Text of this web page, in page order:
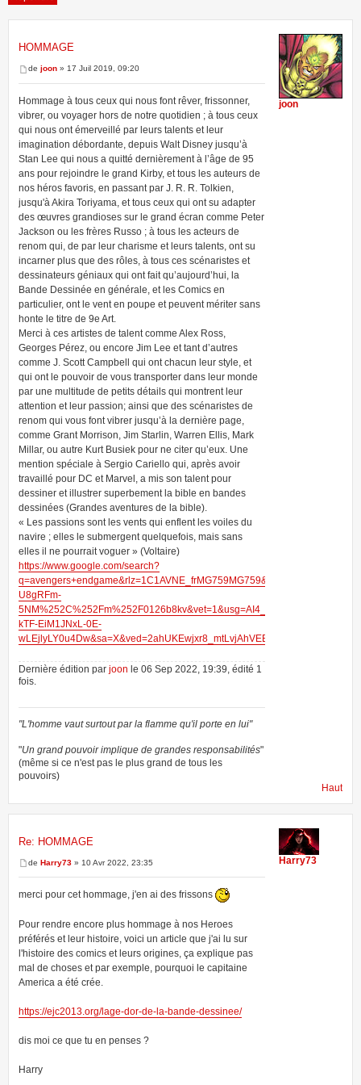
4 messages • Page1sur
HOMMAGE
de joon » 17 Juil 2019, 09:20
Hommage à tous ceux qui nous font rêver, frissonner,
vibrer, ou voyager hors de notre quotidien ; à tous ceux
qui nous ont émerveillé par leurs talents et leur
imagination débordante, depuis Walt Disney jusqu’à
Stan Lee qui nous a quitté dernièrement à l’âge de 95
ans pour rejoindre le grand Kirby, et tous les auteurs de
nos héros favoris, en passant par J. R. R. Tolkien,
jusqu'à Akira Toriyama, et tous ceux qui ont su adapter
des œuvres grandioses sur le grand écran comme Peter
Jackson ou les frères Russo ; à tous les acteurs de
renom qui, de par leur charisme et leurs talents, ont su
incarner plus que des rôles, à tous ces scénaristes et
dessinateurs géniaux qui ont fait qu’aujourd’hui, la
Bande Dessinée en générale, et les Comics en
particulier, ont le vent en poupe et peuvent mériter sans
honte le titre de 9e Art.
Merci à ces artistes de talent comme Alex Ross,
Georges Pérez, ou encore Jim Lee et tant d’autres
comme J. Scott Campbell qui ont chacun leur style, et
qui ont le pouvoir de vous transporter dans leur monde
par une multitude de petits détails qui montrent leur
attention et leur passion; ainsi que des scénaristes de
renom qui vous font vibrer jusqu’à la dernière page,
comme Grant Morrison, Jim Starlin, Warren Ellis, Mark
Millar, ou autre Kurt Busiek pour ne citer qu’eux. Une
mention spéciale à Sergio Cariello qui, après avoir
travaillé pour DC et Marvel, a mis son talent pour
dessiner et illustrer superbement la bible en bandes
dessinées (Grandes aventures de la bible).
« Les passions sont les vents qui enflent les voiles du
navire ; elles le submergent quelquefois, mais sans
elles il ne pourrait voguer » (Voltaire)
https://www.google.com/search?
U8gRFm-
5NM%252C%252Fm%252F0126b8kv&vet=1&usg=AI4_-
kTF-EiM1JNxL-0E-
Dernière édition par joon le 06 Sep 2022, 19:39, édité 1
fois.
"L'homme vaut surtout par la flamme qu'il porte en lui"
"Un grand pouvoir implique de grandes responsabilités"
(même si ce n'est pas le plus grand de tous les
pouvoirs)
joon
Haut
Re: HOMMAGE
de Harry73 » 10 Avr 2022, 23:35
merci pour cet hommage, j'en ai des frissons
Pour rendre encore plus hommage à nos Heroes
préférés et leur histoire, voici un article que j'ai lu sur
l'histoire des comics et leurs origines, ça explique pas
mal de choses et par exemple, pourquoi le capitaine
America a été crée.
https://ejc2013.org/lage-dor-de-la-bande-dessinee/
dis moi ce que tu en penses ?
Harry
Harry73